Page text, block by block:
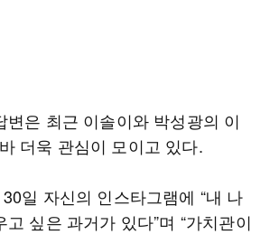
변은 최근 이솔이와 박성광의 이
더욱 관심이 모이고 있다.
일 자신의 인스타그램에 “내 나
싶은 과거가 있다”며 “가치관이